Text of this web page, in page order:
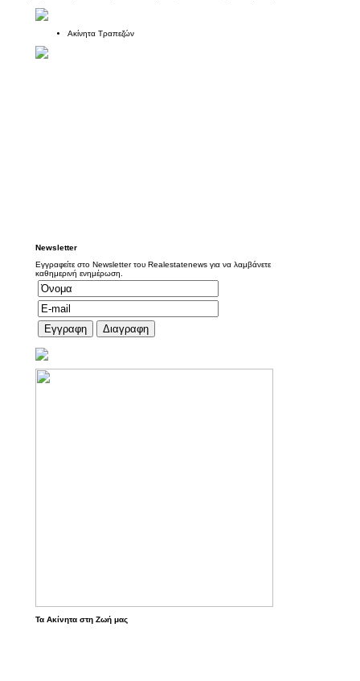
Ακίνητα Τραπεζών
Newsletter
Εγγραφείτε στο Newsletter του Realestatenews για να λαμβάνετε
καθημερινή ενημέρωση.
Τα Ακίνητα στη Ζωή μας